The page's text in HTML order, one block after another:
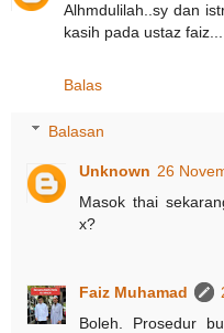
Alhmdulilah..sy dan
kasih pada ustaz faiz...
Balas
Balasan
Unknown 26
Masok thai
x?
Faiz Muhamad
Boleh. Prosedur